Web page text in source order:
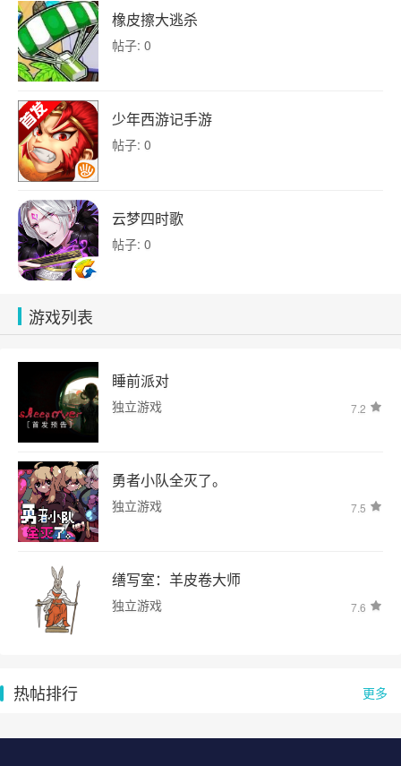
橡皮擦大逃杀
帖子: 0
少年西游记手游
帖子: 0
云梦四时歌
帖子: 0
游戏列表
睡前派对
独立游戏 7.2
勇者小队全灭了。
独立游戏 7.5
缮写室：羊皮卷大师
独立游戏 7.6
更多
热帖排行